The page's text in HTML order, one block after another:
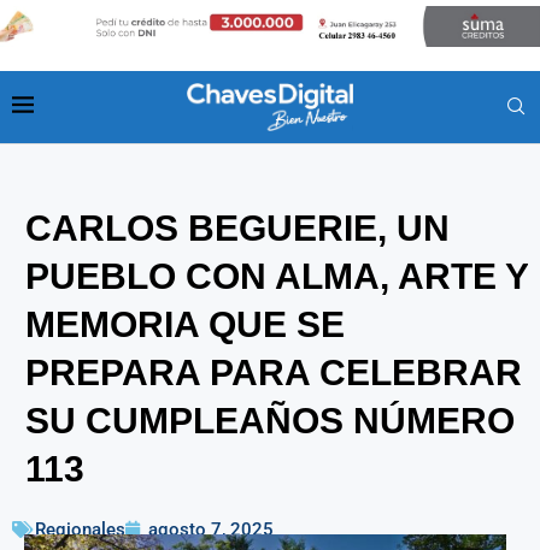
CARLOS BEGUERIE, UN
PUEBLO CON ALMA, ARTE Y
MEMORIA QUE SE
PREPARA PARA CELEBRAR
SU CUMPLEAÑOS NÚMERO
113
Regionales agosto 7, 2025